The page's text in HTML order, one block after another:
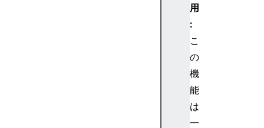
用
:
こ
の
機
能
は
一